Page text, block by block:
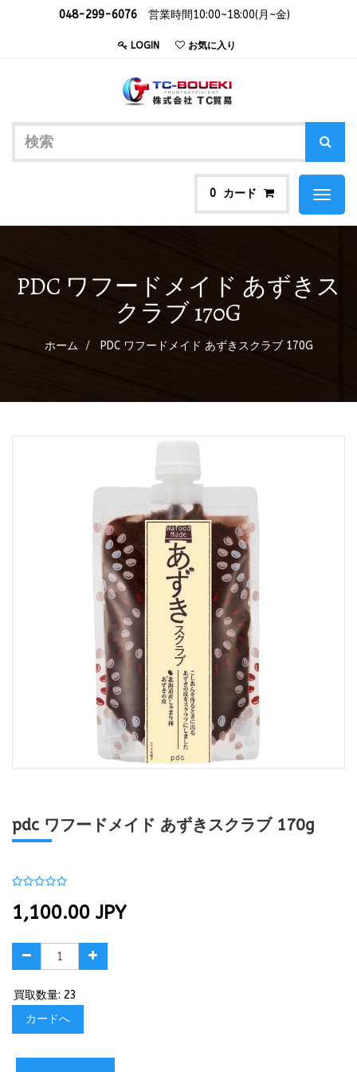
048-299-6076 営業時間10:00~18:00(月~金)
LOGIN お気に入り
0 カード
Toggle
PDC ワフードメイド あずきス
クラブ 170G
ホーム PDC ワフードメイド あずきスクラブ 170G
pdc ワフードメイド あずきスクラブ 170g
1,100.00 JPY
買取数量: 23
カードへ